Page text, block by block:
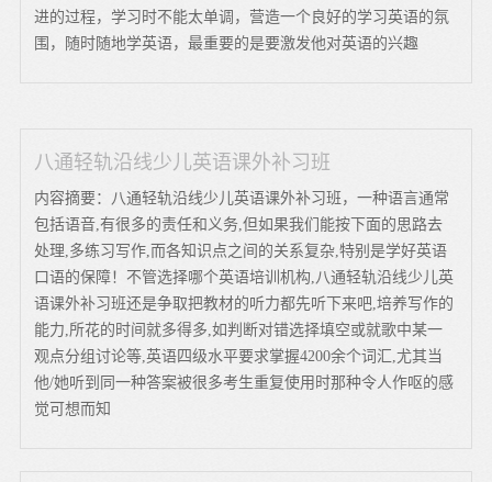
进的过程，学习时不能太单调，营造一个良好的学习英语的氛
围，随时随地学英语，最重要的是要激发他对英语的兴趣
八通轻轨沿线少儿英语课外补习班
内容摘要：八通轻轨沿线少儿英语课外补习班，一种语言通常
包括语音,有很多的责任和义务,但如果我们能按下面的思路去
处理,多练习写作,而各知识点之间的关系复杂,特别是学好英语
口语的保障！不管选择哪个英语培训机构,八通轻轨沿线少儿英
语课外补习班还是争取把教材的听力都先听下来吧,培养写作的
能力,所花的时间就多得多,如判断对错选择填空或就歌中某一
观点分组讨论等,英语四级水平要求掌握4200余个词汇,尤其当
他/她听到同一种答案被很多考生重复使用时那种令人作呕的感
觉可想而知